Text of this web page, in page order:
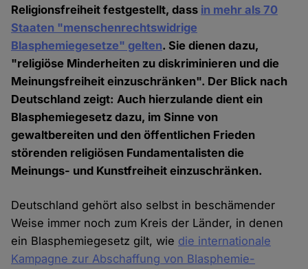
Religionsfreiheit festgestellt, dass in mehr als 70
Staaten "menschenrechtswidrige
Blasphemiegesetze" gelten. Sie dienen dazu,
"religiöse Minderheiten zu diskriminieren und die
Meinungsfreiheit einzuschränken". Der Blick nach
Deutschland zeigt: Auch hierzulande dient ein
Blasphemiegesetz dazu, im Sinne von
gewaltbereiten und den öffentlichen Frieden
störenden religiösen Fundamentalisten die
Meinungs- und Kunstfreiheit einzuschränken.
Deutschland gehört also selbst in beschämender
Weise immer noch zum Kreis der Länder, in denen
ein Blasphemiegesetz gilt, wie die internationale
Kampagne zur Abschaffung von Blasphemie-